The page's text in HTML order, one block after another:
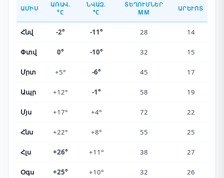
ԱՄԻՍ
ԱՌԱՎ.
°C
ՆՎԱԶ.
°C
ՏԵՂՈՒՄՆԵՐ
ММ
ԱՐԵՒՈՏ
Հնվ -2° -11° 28 14
Փտվ 0° -10° 32 15
Մրտ +5° -6° 45 17
Ապր +12° -1° 58 19
Մյս +17° +4° 72 22
Հնս +22° +8° 55 25
Հլս +26° +11° 38 27
Օգս +25° +10° 32 26